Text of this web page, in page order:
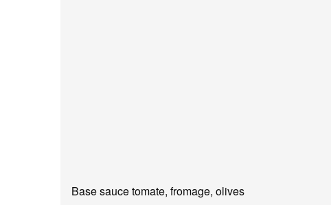
Base sauce tomate, fromage, olives